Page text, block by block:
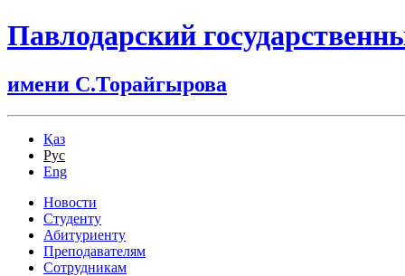
Павлодарский
имени С.Торайгырова
Қаз
Рус
Eng
Новости
Студенту
Абитуриенту
Преподавателям
Сотрудникам